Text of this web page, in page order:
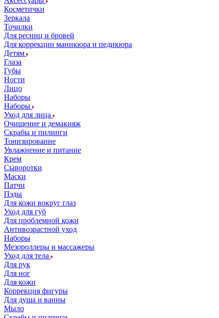
Косметички
Зеркала
Точилки
Для ресниц и бровей
Для коррекции маникюра и педикюра
Детям
Глаза
Губы
Ногти
Лицо
Наборы
Наборы
Уход для лица
Очищение и демакияж
Скрабы и пилинги
Тонизирование
Увлажнение и питание
Крем
Сыворотки
Маски
Патчи
Пэды
Для кожи вокруг глаз
Уход для губ
Для проблемной кожи
Антивозрастной уход
Наборы
Мезороллеры и массажеры
Уход для тела
Для рук
Для ног
Для кожи
Коррекция фигуры
Для душа и ванны
Мыло